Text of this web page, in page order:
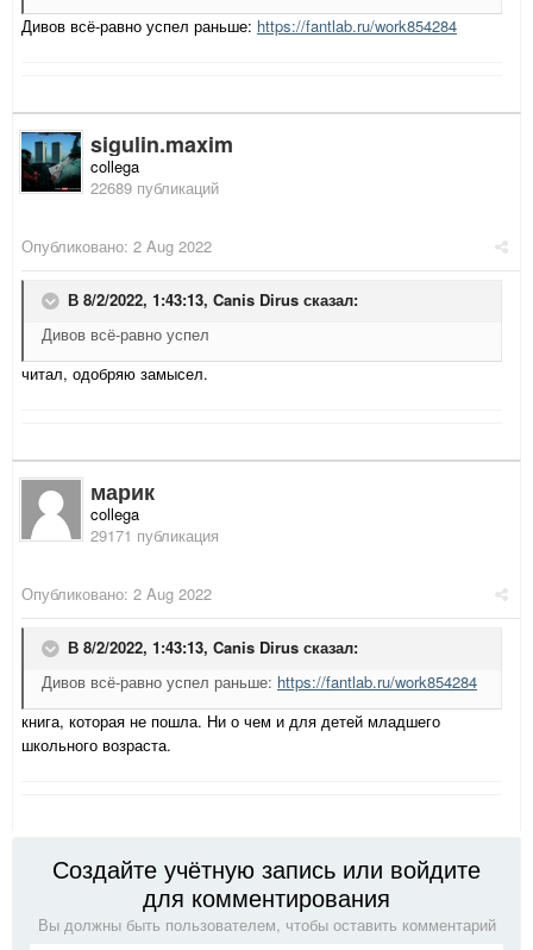
Дивов всё-равно успел раньше: https://fantlab.ru/work854284
sigulin.maxim
collega
22689 публикаций
Опубликовано: 2 Aug 2022
В 8/2/2022, 1:43:13, Canis Dirus сказал:
Дивов всё-равно успел
читал, одобряю замысел.
марик
collega
29171 публикация
Опубликовано: 2 Aug 2022
В 8/2/2022, 1:43:13, Canis Dirus сказал:
Дивов всё-равно успел раньше: https://fantlab.ru/work854284
книга, которая не пошла. Ни о чем и для детей младшего
школьного возраста.
Создайте учётную запись или войдите
для комментирования
Вы должны быть пользователем, чтобы оставить комментарий